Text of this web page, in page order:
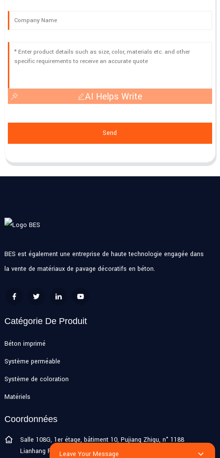
AI Helps Write
Send
BES est également une entreprise de haute technologie engagée dans
la vente de matériaux de pavage décoratifs en béton.
Catégorie De Produit
Béton imprimé
Système perméable
Système de coloration
Matériels
Coordonnées
Salle 108G, 1er étage, bâtiment 10, Pujiang Zhigu, n° 1188
Lianhang Road, ville de Pujiang, district de Minhang, Shanghai,
Leave Your Message